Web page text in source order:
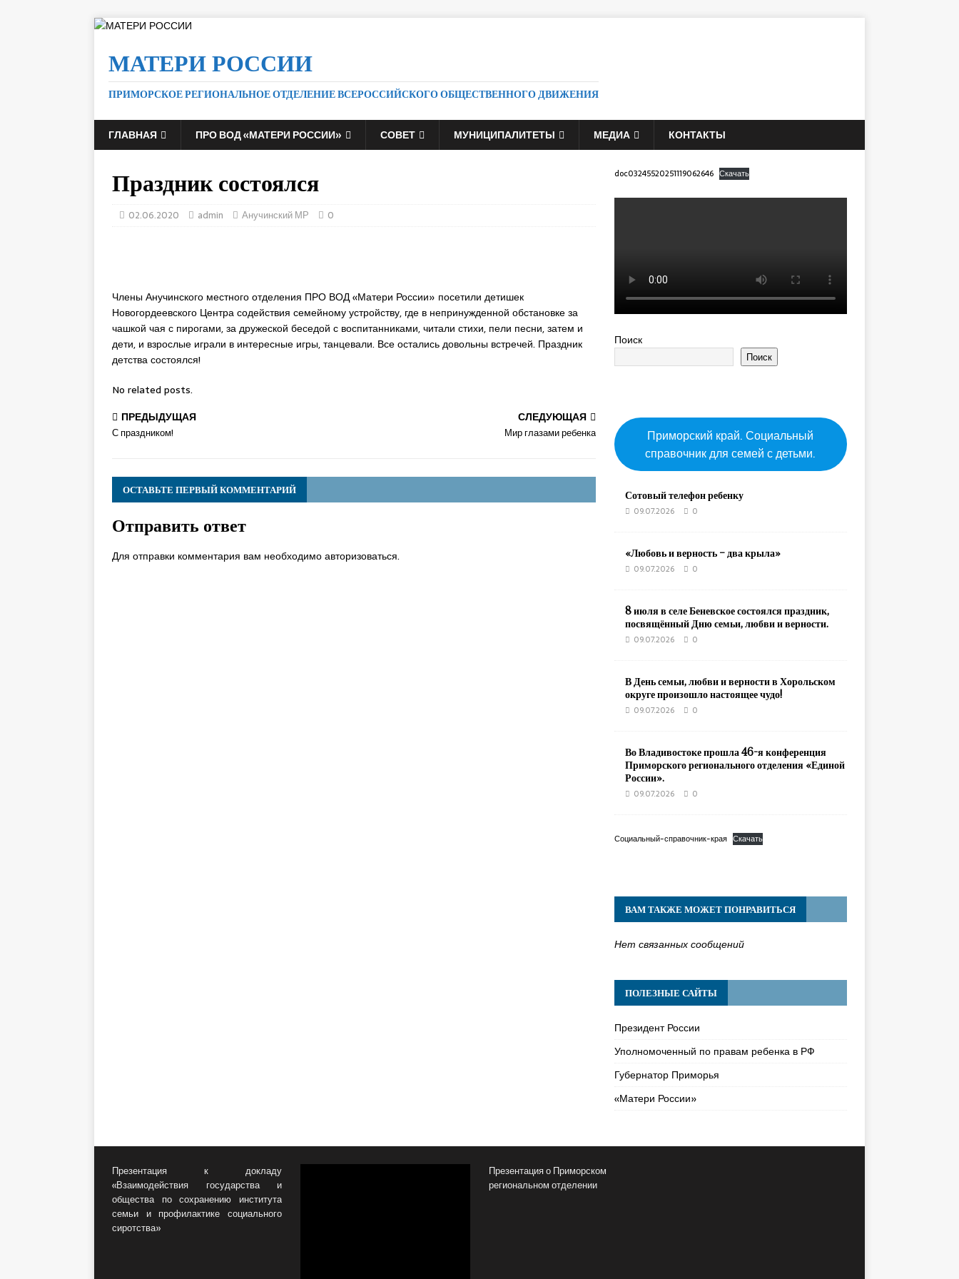
МАТЕРИ РОССИИ
ПРИМОРСКОЕ РЕГИОНАЛЬНОЕ ОТДЕЛЕНИЕ ВСЕРОССИЙСКОГО ОБЩЕСТВЕННОГО ДВИЖЕНИЯ
ГЛАВНАЯ ПРО ВОД «МАТЕРИ РОССИИ» СОВЕТ МУНИЦИПАЛИТЕТЫ МЕДИА КОНТАКТЫ
Праздник состоялся
02.06.2020 admin Анучинский МР 0
Члены Анучинского местного отделения ПРО ВОД «Матери России» посетили детишек
Новогордеевского Центра содействия семейному устройству, где в непринужденной обстановке за
чашкой чая с пирогами, за дружеской беседой с воспитанниками, читали стихи, пели песни, затем и
дети, и взрослые играли в интересные игры, танцевали. Все остались довольны встречей. Праздник
детства состоялся!
No related posts.
ПРЕДЫДУЩАЯ
С праздником!
СЛЕДУЮЩАЯ
Мир глазами ребенка
ОСТАВЬТЕ ПЕРВЫЙ КОММЕНТАРИЙ
Отправить ответ
Для отправки комментария вам необходимоавторизоваться.
doc03245520251119062646 Скачать
Поиск
Поиск
Приморский край. Социальный
справочник для семей с детьми.
Сотовый телефон ребенку
09.07.2026 0
«Любовь и верность – два крыла»
09.07.2026 0
8 июля в селе Беневское состоялся праздник,
посвящённый Дню семьи, любви и верности.
09.07.2026 0
В День семьи, любви и верности в Хорольском
округе произошло настоящее чудо!
09.07.2026 0
Во Владивостоке прошла 46-я конференция
Приморского регионального отделения «Единой
России».
09.07.2026 0
Социальный-справочник-края Скачать
ВАМ ТАКЖЕ МОЖЕТ ПОНРАВИТЬСЯ
Нет связанных сообщений
ПОЛЕЗНЫЕ САЙТЫ
Президент России
Уполномоченный по правам ребенка в РФ
Губернатор Приморья
«Матери России»
Презентация к докладу
«Взаимодействия государства и
общества по сохранению института
семьи и профилактике социального
сиротства»
Презентация о Приморском
региональном отделении